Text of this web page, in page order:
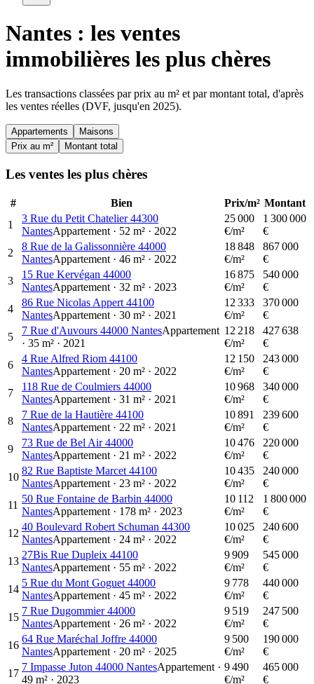
Nantes : les ventes
immobilières les plus chères
Les transactions classées par prix au m² et par montant total, d'après
les ventes réelles (DVF, jusqu'en 2025).
Appartements
Maisons
Prix au m²
Montant total
Les ventes les plus chères
# Bien Prix/m² Montant
1
3 Rue du Petit Chatelier 44300
NantesAppartement · 52 m² · 2022
25 000
€/m²
1 300 000
€
2
8 Rue de la Galissonnière 44000
NantesAppartement · 46 m² · 2022
18 848
€/m²
867 000
€
3
15 Rue Kervégan 44000
NantesAppartement · 32 m² · 2023
16 875
€/m²
540 000
€
4
86 Rue Nicolas Appert 44100
NantesAppartement · 30 m² · 2021
12 333
€/m²
370 000
€
5
7 Rue d'Auvours 44000 NantesAppartement
· 35 m² · 2021
12 218
€/m²
427 638
€
6
4 Rue Alfred Riom 44100
NantesAppartement · 20 m² · 2022
12 150
€/m²
243 000
€
7
118 Rue de Coulmiers 44000
NantesAppartement · 31 m² · 2021
10 968
€/m²
340 000
€
8
7 Rue de la Hautière 44100
NantesAppartement · 22 m² · 2021
10 891
€/m²
239 600
€
9
73 Rue de Bel Air 44000
NantesAppartement · 21 m² · 2022
10 476
€/m²
220 000
€
10
82 Rue Baptiste Marcet 44100
NantesAppartement · 23 m² · 2022
10 435
€/m²
240 000
€
11
50 Rue Fontaine de Barbin 44000
NantesAppartement · 178 m² · 2023
10 112
€/m²
1 800 000
€
12
40 Boulevard Robert Schuman 44300
NantesAppartement · 24 m² · 2022
10 025
€/m²
240 600
€
13
27Bis Rue Dupleix 44100
NantesAppartement · 55 m² · 2022
9 909
€/m²
545 000
€
14
5 Rue du Mont Goguet 44000
NantesAppartement · 45 m² · 2022
9 778
€/m²
440 000
€
15
7 Rue Dugommier 44000
NantesAppartement · 26 m² · 2022
9 519
€/m²
247 500
€
16
64 Rue Maréchal Joffre 44000
NantesAppartement · 20 m² · 2025
9 500
€/m²
190 000
€
17
7 Impasse Juton 44000 NantesAppartement ·
49 m² · 2023
9 490
€/m²
465 000
€